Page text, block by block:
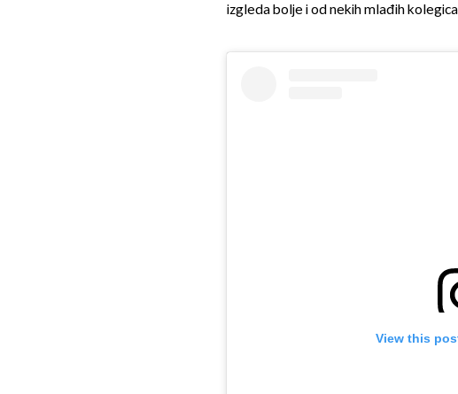
izgleda bolje i od nekih mlađih
View this